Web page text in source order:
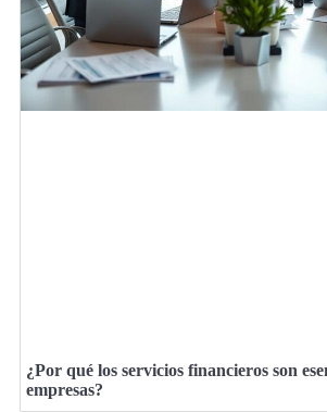
¿Por qué los servicios financieros son
empresas?